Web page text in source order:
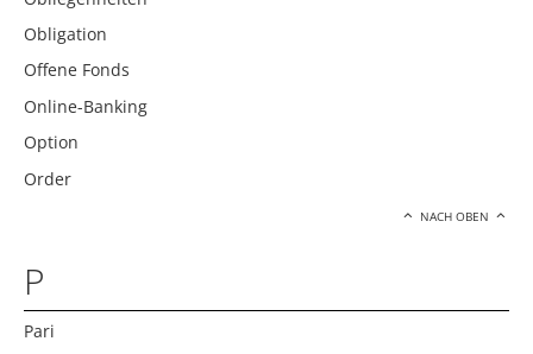
Obligation
Offene Fonds
Online-Banking
Option
Order
NACH OBEN
P
Pari